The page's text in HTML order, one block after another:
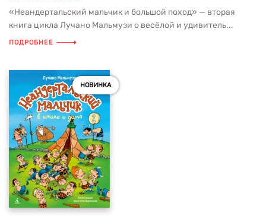
«Неандертальский мальчик и большой поход» — вторая
книга цикла Лучано Мальмузи о весёлой и удивитель...
ПОДРОБНЕЕ
НОВИНКА